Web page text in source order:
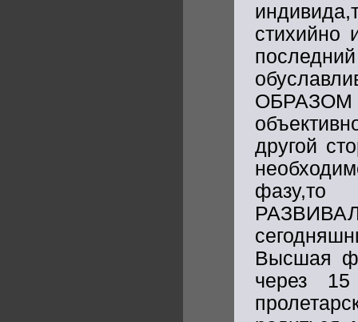
стихийно
ОБРАЗОМ
другой
фазу,то
Высшая
через